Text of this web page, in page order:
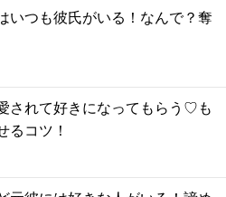
いつも彼氏がいる！なんで？奪
されて好きになってもらう♡も
るコツ！